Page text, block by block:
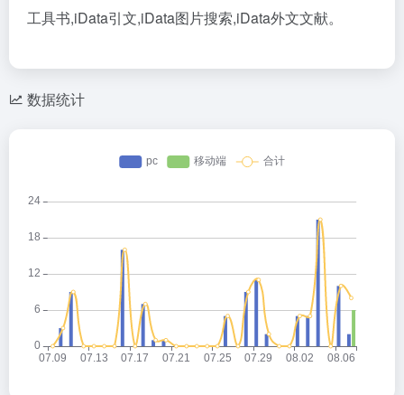
工具书,iData引文,iData图片搜索,iData外文文献。
数据统计